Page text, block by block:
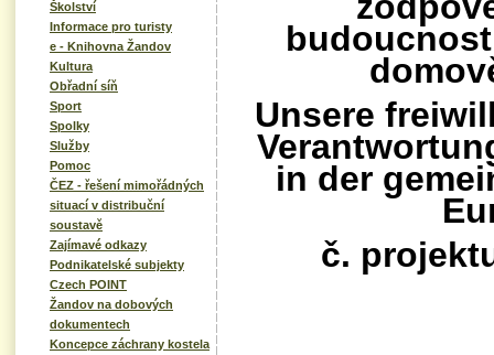
Školství
Informace pro turisty
e - Knihovna Žandov
Kultura
Obřadní síň
Sport
Spolky
Služby
Pomoc
ČEZ - řešení mimořádných
situací v distribuční
soustavě
Zajímavé odkazy
Podnikatelské subjekty
Czech POINT
Žandov na dobových
dokumentech
Koncepce záchrany kostela
Unsere
in der
č.